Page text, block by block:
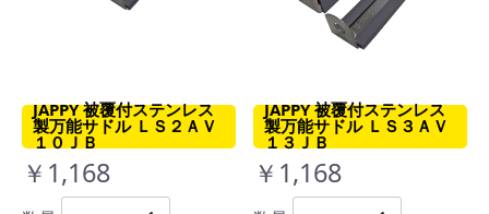
JAPPY 被覆付ステンレス
製万能サドル ＬＳ２ＡＶ
１０ＪＢ
￥1,168
JAPPY 被覆付ステンレス
製万能サドル ＬＳ３ＡＶ
１３ＪＢ
￥1,168